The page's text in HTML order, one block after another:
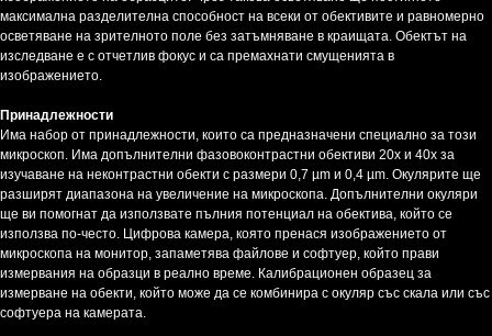
максимална разделителна способност на всеки от обективите и равномерно
осветяване на зрителното поле без затъмняване в краищата. Обектът на
изследване е с отчетлив фокус и са премахнати смущенията в
изображението.
Принадлежности
Има набор от принадлежности, които са предназначени специално за този
микроскоп. Има допълнителни фазовоконтрастни обективи 20x и 40x за
изучаване на неконтрастни обекти с размери 0,7 µm и 0,4 µm. Окулярите ще
разширят диапазона на увеличение на микроскопа. Допълнителни окуляри
ще ви помогнат да използвате пълния потенциал на обектива, който се
използва по-често. Цифрова камера, която пренася изображението от
микроскопа на монитор, запаметява файлове и софтуер, който прави
измервания на образци в реално време. Калибрационен образец за
измерване на обекти, който може да се комбинира с окуляр със скала или със
софтуера на камерата.